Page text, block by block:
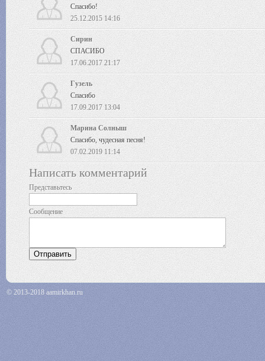
Спасибо!
25.12.2015 14:16
Сирин
СПАСИБО
17.06.2017 21:17
Гузель
Спасибо
17.09.2017 13:04
Марина Солныш
Спасибо, чудесная песня!
07.02.2019 11:14
Написать комментарий
Представьтесь
Сообщение
© 2013-2018 aamirkhan.ru